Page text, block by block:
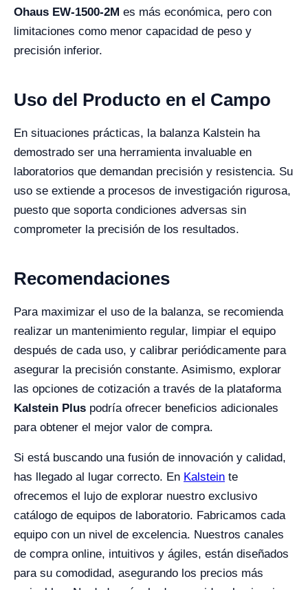
Ohaus EW-1500-2M es más económica, pero con
limitaciones como menor capacidad de peso y
precisión inferior.
Uso del Producto en el Campo
En situaciones prácticas, la balanza Kalstein ha
demostrado ser una herramienta invaluable en
laboratorios que demandan precisión y resistencia. Su
uso se extiende a procesos de investigación rigurosa,
puesto que soporta condiciones adversas sin
comprometer la precisión de los resultados.
Recomendaciones
Para maximizar el uso de la balanza, se recomienda
realizar un mantenimiento regular, limpiar el equipo
después de cada uso, y calibrar periódicamente para
asegurar la precisión constante. Asimismo, explorar
las opciones de cotización a través de la plataforma
Kalstein Plus podría ofrecer beneficios adicionales
para obtener el mejor valor de compra.
Si está buscando una fusión de innovación y calidad,
has llegado al lugar correcto. En Kalstein te
ofrecemos el lujo de explorar nuestro exclusivo
catálogo de equipos de laboratorio. Fabricamos cada
equipo con un nivel de excelencia. Nuestros canales
de compra online, intuitivos y ágiles, están diseñados
para su comodidad, asegurando los precios más